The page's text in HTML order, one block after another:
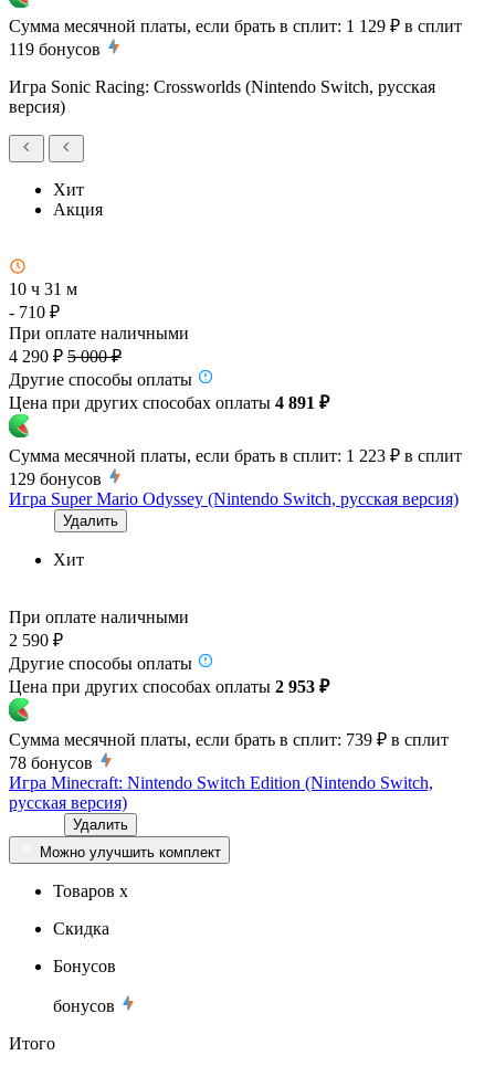
Сумма месячной платы, если брать в сплит: 1 129 ₽ в сплит
119 бонусов
Игра Sonic Racing: Crossworlds (Nintendo Switch, русская
версия)
Хит
Акция
10 ч 31 м
- 710 ₽
При оплате наличными
4 290 ₽ 5 000 ₽
Другие способы оплаты
Цена при других способах оплаты 4 891 ₽
Сумма месячной платы, если брать в сплит: 1 223 ₽ в сплит
129 бонусов
Игра Super Mario Odyssey (Nintendo Switch, русская версия)
Удалить
Хит
При оплате наличными
2 590 ₽
Другие способы оплаты
Цена при других способах оплаты 2 953 ₽
Сумма месячной платы, если брать в сплит: 739 ₽ в сплит
78 бонусов
Игра Minecraft: Nintendo Switch Edition (Nintendo Switch,
русская версия)
Удалить
Можно улучшить комплект
Товаров x
Скидка
Бонусов
бонусов
Итого